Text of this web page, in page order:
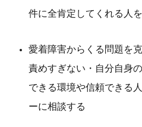
件に全肯定してくれる人
愛着障害からくる問題を
責めすぎない・自分自身
できる環境や信頼できる
ーに相談する